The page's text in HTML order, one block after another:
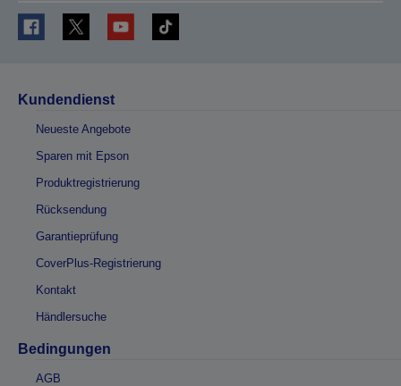
Kundendienst
Neueste Angebote
Sparen mit Epson
Produktregistrierung
Rücksendung
Garantieprüfung
CoverPlus-Registrierung
Kontakt
Händlersuche
Bedingungen
AGB